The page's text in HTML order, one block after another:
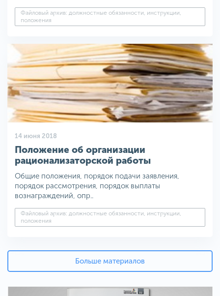
Файловый архив: должностные обязанности, инструкции,
положения
14 июня 2018
Положение об организации
рационализаторской работы
Общие положения, порядок подачи заявления,
порядок рассмотрения, порядок выплаты
вознаграждений, опр..
Файловый архив: должностные обязанности, инструкции,
положения
Больше материалов